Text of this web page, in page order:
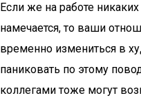
Если же на работе
намечается, то ваши
временно измениться в
паниковать по этому
коллегами тоже могут